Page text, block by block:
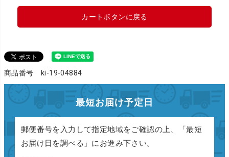
カートボタンに戻る
商品番号 ki-19-04884
最短お届け予定日
郵便番号を入力して指定地域をご確認の上、「最短
お届け日を調べる」にお進み下さい。